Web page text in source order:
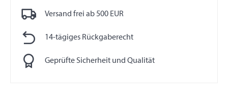
Versand frei ab 500 EUR
14-tägiges Rückgaberecht
Geprüfte Sicherheit und Qualität